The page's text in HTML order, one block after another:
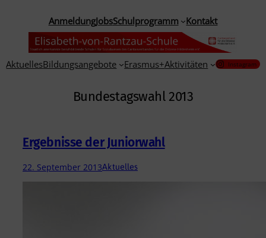
springen
AnmeldungJobsSchulprogramm Kontakt
AktuellesBildungsangebote Erasmus+Aktivitäten Instagram
Bundestagswahl 2013
Ergebnisse der Juniorwahl
22. September 2013Aktuelles